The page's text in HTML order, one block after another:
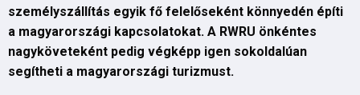
személyszállítás egyik fő felelőseként könnyedén építi
a magyarországi kapcsolatokat. A RWRU önkéntes
nagyköveteként pedig végképp igen sokoldalúan
segítheti a magyarországi turizmust.